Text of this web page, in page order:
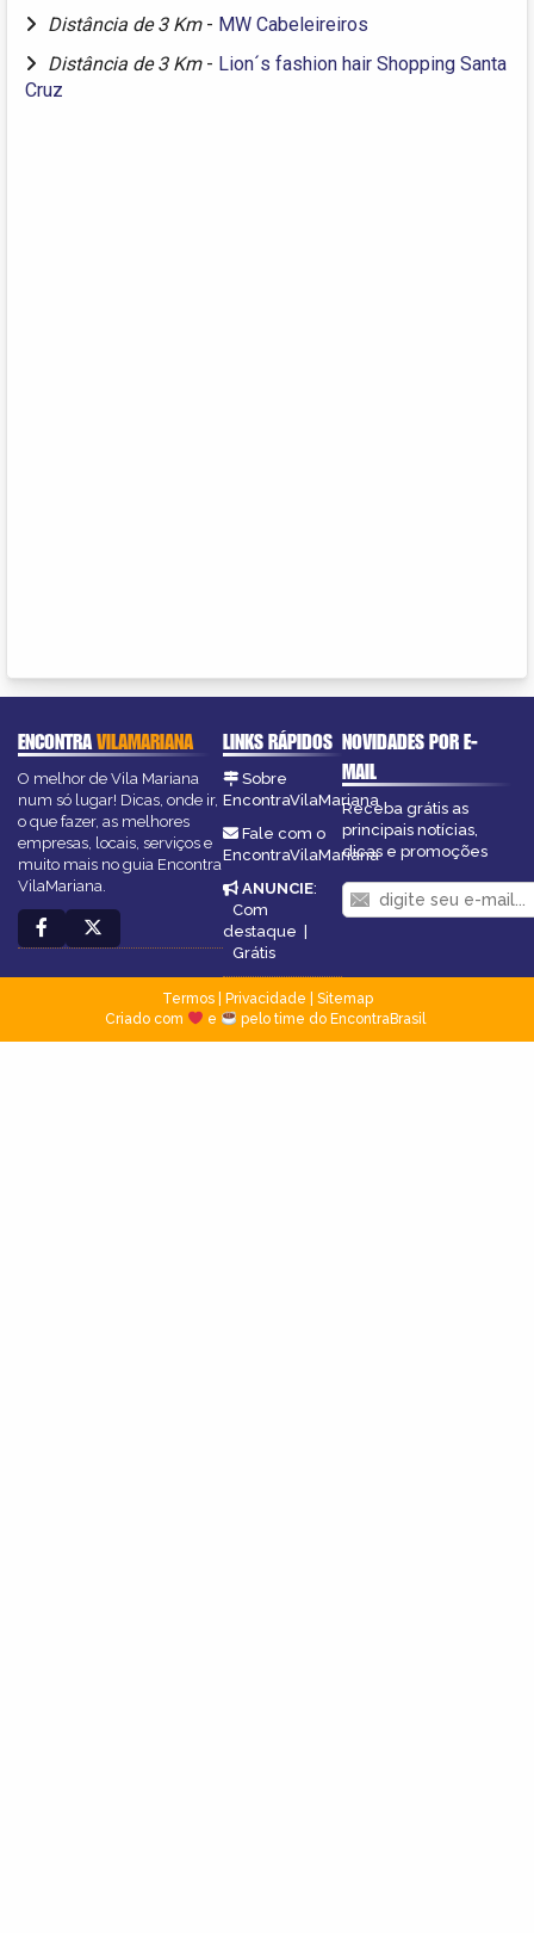
Distância de 3 Km - MW Cabeleireiros
Distância de 3 Km - Lion´s fashion hair Shopping Santa
Cruz
ENCONTRAVILAMARIANA
O melhor de Vila Mariana
num só lugar! Dicas, onde ir,
o que fazer, as melhores
empresas, locais, serviços e
muito mais no guia Encontra
VilaMariana.
LINKS RÁPIDOS
Sobre
EncontraVilaMariana
Fale com o
EncontraVilaMariana
ANUNCIE:
Com
destaque |
Grátis
NOVIDADES POR E-
MAIL
Receba grátis as
principais notícias,
dicas e promoções
Termos| Privacidade
Sitemap
Criado com
e pelo time do EncontraBrasil